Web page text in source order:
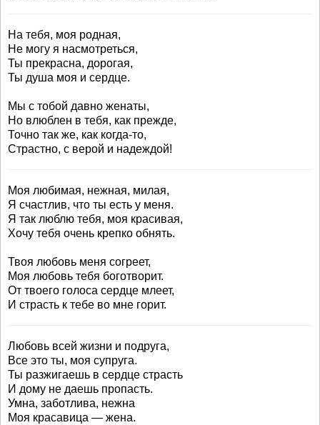
На тебя, моя родная,
Не могу я насмотреться,
Ты прекрасна, дорогая,
Ты душа моя и сердце.
Мы с тобой давно женаты,
Но влюблен в тебя, как прежде,
Точно так же, как когда-то,
Страстно, с верой и надеждой!
Моя любимая, нежная, милая,
Я счастлив, что ты есть у меня.
Я так люблю тебя, моя красивая,
Хочу тебя очень крепко обнять.
Твоя любовь меня согреет,
Моя любовь тебя боготворит.
От твоего голоса сердце млеет,
И страсть к тебе во мне горит.
Любовь всей жизни и подруга,
Все это ты, моя супруга.
Ты разжигаешь в сердце страсть
И дому не даешь пропасть.
Умна, заботлива, нежна
Моя красавица — жена.